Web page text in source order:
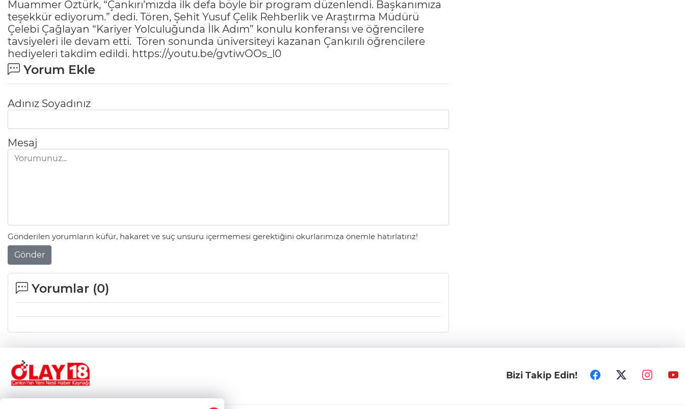
Muammer Öztürk, “Çankırı’mızda ilk defa böyle bir program düzenlendi. Başkanımıza
teşekkür ediyorum.” dedi. Tören, Şehit Yusuf Çelik Rehberlik ve Araştırma Müdürü
Çelebi Çağlayan “Kariyer Yolculuğunda İlk Adım” konulu konferansı ve öğrencilere
tavsiyeleri ile devam etti. Tören sonunda üniversiteyi kazanan Çankırılı öğrencilere
hediyeleri takdim edildi. https://youtu.be/gvtiwOOs_l0
Yorum Ekle
Adınız Soyadınız
Mesaj
Gönderilen yorumların küfür, hakaret ve suç unsuru içermemesi gerektiğini okurlarımıza önemle hatırlatırız!
Gönder
Yorumlar (0)
Bizi Takip Edin!